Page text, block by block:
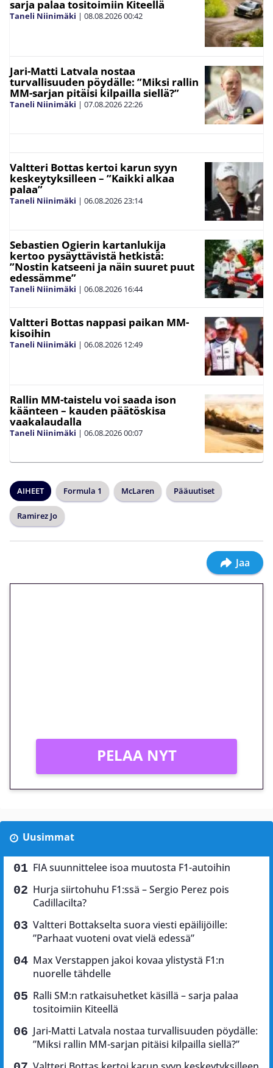
sarja palaa tositoimiin Kiteellä
Taneli Niinimäki | 08.08.202600:42
Jari-Matti Latvala nostaa
turvallisuuden pöydälle: ”Miksi rallin
MM-sarjan pitäisi kilpailla siellä?”
Taneli Niinimäki | 07.08.202622:26
Valtteri Bottas kertoi karun syyn
keskeytyksilleen – ”Kaikki alkaa
palaa”
Taneli Niinimäki | 06.08.202623:14
Sebastien Ogierin kartanlukija
kertoo pysäyttävistä hetkistä:
”Nostin katseeni ja näin suuret puut
edessämme”
Taneli Niinimäki | 06.08.2026 16:44
Valtteri Bottas nappasi paikan MM-
kisoihin
Taneli Niinimäki | 06.08.2026 12:49
Rallin MM-taistelu voi saada ison
käänteen – kauden päätöskisa
vaakalaudalla
Taneli Niinimäki | 06.08.202600:07
AIHEET Formula 1 McLaren Pääuutiset
Ramirez Jo
Jaa
PELAA NYT
Uusimmat
FIA suunnittelee isoa muutosta F1-autoihin
Hurja siirtohuhu F1:ssä – Sergio Perez pois
Cadillacilta?
Valtteri Bottakselta suora viesti epäilijöille:
”Parhaat vuoteni ovat vielä edessä”
Max Verstappen jakoi kovaa ylistystä F1:n
nuorelle tähdelle
Ralli SM:n ratkaisuhetket käsillä – sarja palaa
tositoimiin Kiteellä
Jari-Matti Latvala nostaa turvallisuuden pöydälle:
”Miksi rallin MM-sarjan pitäisi kilpailla siellä?”